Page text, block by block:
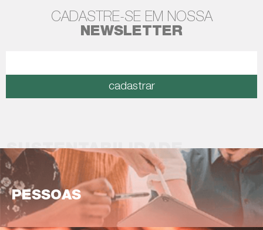
CADASTRE-SE EM NOSSA
NEWSLETTER
cadastrar
SUSTENTABILIDADE
PESSOAS